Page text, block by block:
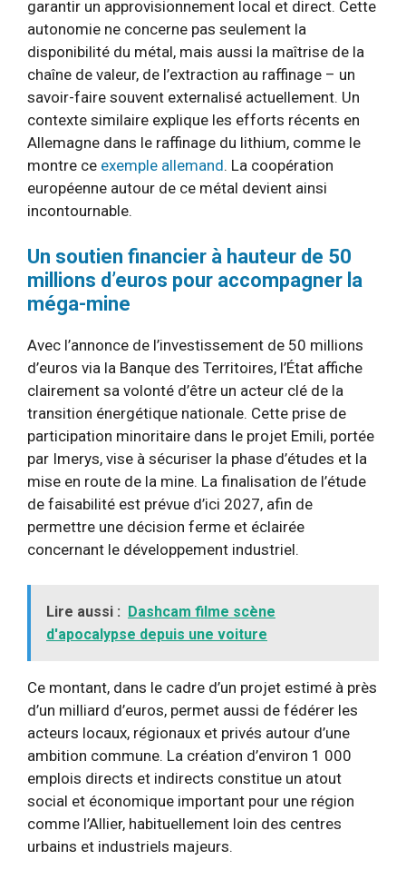
garantir un approvisionnement local et direct. Cette
autonomie ne concerne pas seulement la
disponibilité du métal, mais aussi la maîtrise de la
chaîne de valeur, de l’extraction au raffinage – un
savoir-faire souvent externalisé actuellement. Un
contexte similaire explique les efforts récents en
Allemagne dans le raffinage du lithium, comme le
montre ce exemple allemand. La coopération
européenne autour de ce métal devient ainsi
incontournable.
Un soutien financier à hauteur de 50
millions d’euros pour accompagner la
méga-mine
Avec l’annonce de l’investissement de 50 millions
d’euros via la Banque des Territoires, l’État affiche
clairement sa volonté d’être un acteur clé de la
transition énergétique nationale. Cette prise de
participation minoritaire dans le projet Emili, portée
par Imerys, vise à sécuriser la phase d’études et la
mise en route de la mine. La finalisation de l’étude
de faisabilité est prévue d’ici 2027, afin de
permettre une décision ferme et éclairée
concernant le développement industriel.
Lire aussi : Dashcam filme scène
d'apocalypse depuis une voiture
Ce montant, dans le cadre d’un projet estimé à près
d’un milliard d’euros, permet aussi de fédérer les
acteurs locaux, régionaux et privés autour d’une
ambition commune. La création d’environ 1 000
emplois directs et indirects constitue un atout
social et économique important pour une région
comme l’Allier, habituellement loin des centres
urbains et industriels majeurs.